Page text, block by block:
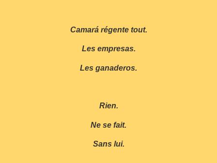
Camará régente tout.
Les empresas.
Les ganaderos.
Rien.
Ne se fait.
Sans lui.